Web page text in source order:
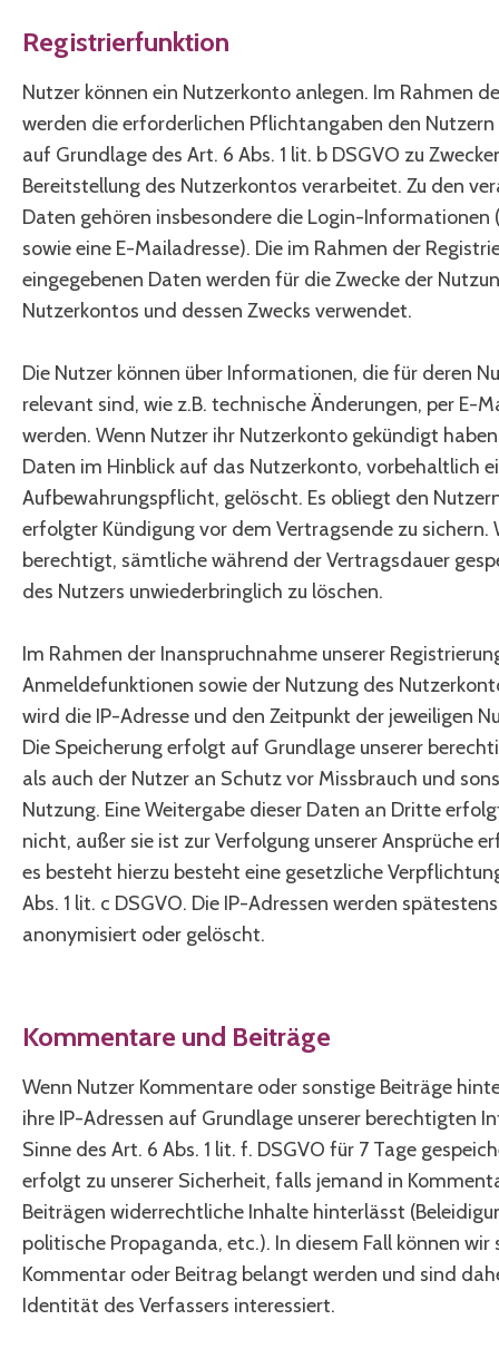
Registrierfunktion
Nutzer können ein Nutzerkonto anlegen. Im Rahmen
werden die erforderlichen Pflichtangaben den
auf Grundlage des Art. 6 Abs. 1 lit. b DSGVO zu
Bereitstellung des Nutzerkontos verarbeitet. Zu den
Daten gehören insbesondere die Login-Informationen
sowie eine E-Mailadresse). Die im Rahmen der
eingegebenen Daten werden für die Zwecke der
Nutzerkontos und dessen Zwecks verwendet.
Die Nutzer können über Informationen, die für deren
relevant sind, wie z.B. technische Änderungen, per E-
werden. Wenn Nutzer ihr Nutzerkonto gekündigt
Daten im Hinblick auf das Nutzerkonto, vorbehaltlich
Aufbewahrungspflicht, gelöscht. Es obliegt den
erfolgter Kündigung vor dem Vertragsende zu sichern.
berechtigt, sämtliche während der Vertragsdauer
des Nutzers unwiederbringlich zu löschen.
Im Rahmen der Inanspruchnahme unserer
Anmeldefunktionen sowie der Nutzung des
wird die IP-Adresse und den Zeitpunkt der jeweiligen
Die Speicherung erfolgt auf Grundlage unserer
als auch der Nutzer an Schutz vor Missbrauch und
Nutzung. Eine Weitergabe dieser Daten an Dritte
nicht, außer sie ist zur Verfolgung unserer Ansprüche
es besteht hierzu besteht eine gesetzliche
Abs. 1 lit. c DSGVO. Die IP-Adressen werden
anonymisiert oder gelöscht.
Kommentare und Beiträge
Wenn Nutzer Kommentare oder sonstige Beiträge
ihre IP-Adressen auf Grundlage unserer berechtigten
Sinne des Art. 6 Abs. 1 lit. f. DSGVO für 7 Tage
erfolgt zu unserer Sicherheit, falls jemand in
Beiträgen widerrechtliche Inhalte hinterlässt
politische Propaganda, etc.). In diesem Fall können wir
Kommentar oder Beitrag belangt werden und sind
Identität des Verfassers interessiert.